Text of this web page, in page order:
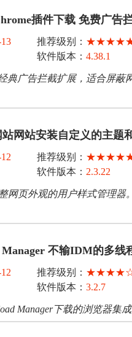
插件下载 免费广告
推荐级别：
软件版本： 4.38.1
典广告拦截扩展，适合屏
网站安装自定义的主题
推荐级别：
软件版本： 2.3.22
网页外观的用户样式管理
Manager 不输IDM的多线
推荐级别：
软件版本： 3.2.7
Manager下载的浏览器集